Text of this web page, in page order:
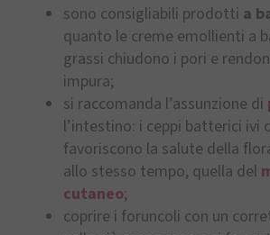
sono consigliabili prodotti a
quanto le creme emollienti a
grassi chiudono i pori e
impura;
si raccomanda l’assunzione di
l’intestino: i ceppi batterici ivi
favoriscono la salute della
allo stesso tempo, quella del
cutaneo;
coprire i foruncoli con un